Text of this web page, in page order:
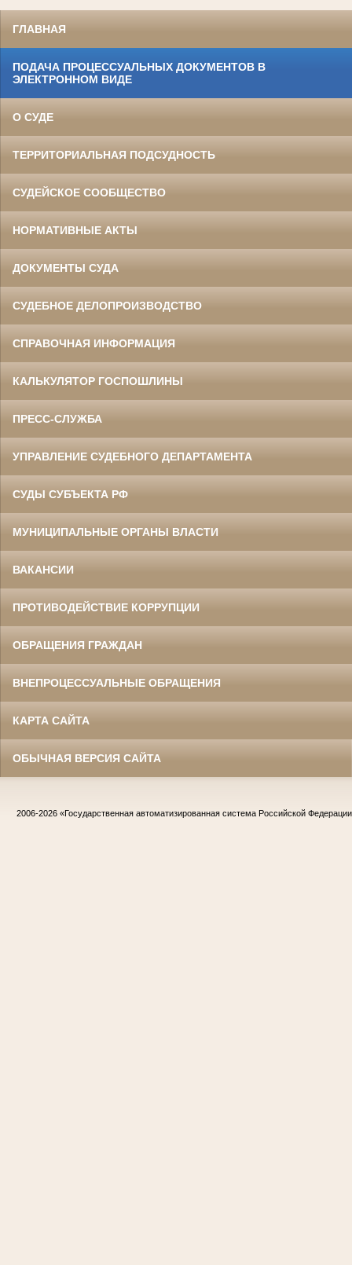
ГЛАВНАЯ
ПОДАЧА ПРОЦЕССУАЛЬНЫХ ДОКУМЕНТОВ В
ЭЛЕКТРОННОМ ВИДЕ
О СУДЕ
ТЕРРИТОРИАЛЬНАЯ ПОДСУДНОСТЬ
СУДЕЙСКОЕ СООБЩЕСТВО
НОРМАТИВНЫЕ АКТЫ
ДОКУМЕНТЫ СУДА
СУДЕБНОЕ ДЕЛОПРОИЗВОДСТВО
СПРАВОЧНАЯ ИНФОРМАЦИЯ
КАЛЬКУЛЯТОР ГОСПОШЛИНЫ
ПРЕСС-СЛУЖБА
УПРАВЛЕНИЕ СУДЕБНОГО ДЕПАРТАМЕНТА
СУДЫ СУБЪЕКТА РФ
МУНИЦИПАЛЬНЫЕ ОРГАНЫ ВЛАСТИ
ВАКАНСИИ
ПРОТИВОДЕЙСТВИЕ КОРРУПЦИИ
ОБРАЩЕНИЯ ГРАЖДАН
ВНЕПРОЦЕССУАЛЬНЫЕ ОБРАЩЕНИЯ
КАРТА САЙТА
ОБЫЧНАЯ ВЕРСИЯ САЙТА
2006-2026 «Государственная автоматизированная система Российской